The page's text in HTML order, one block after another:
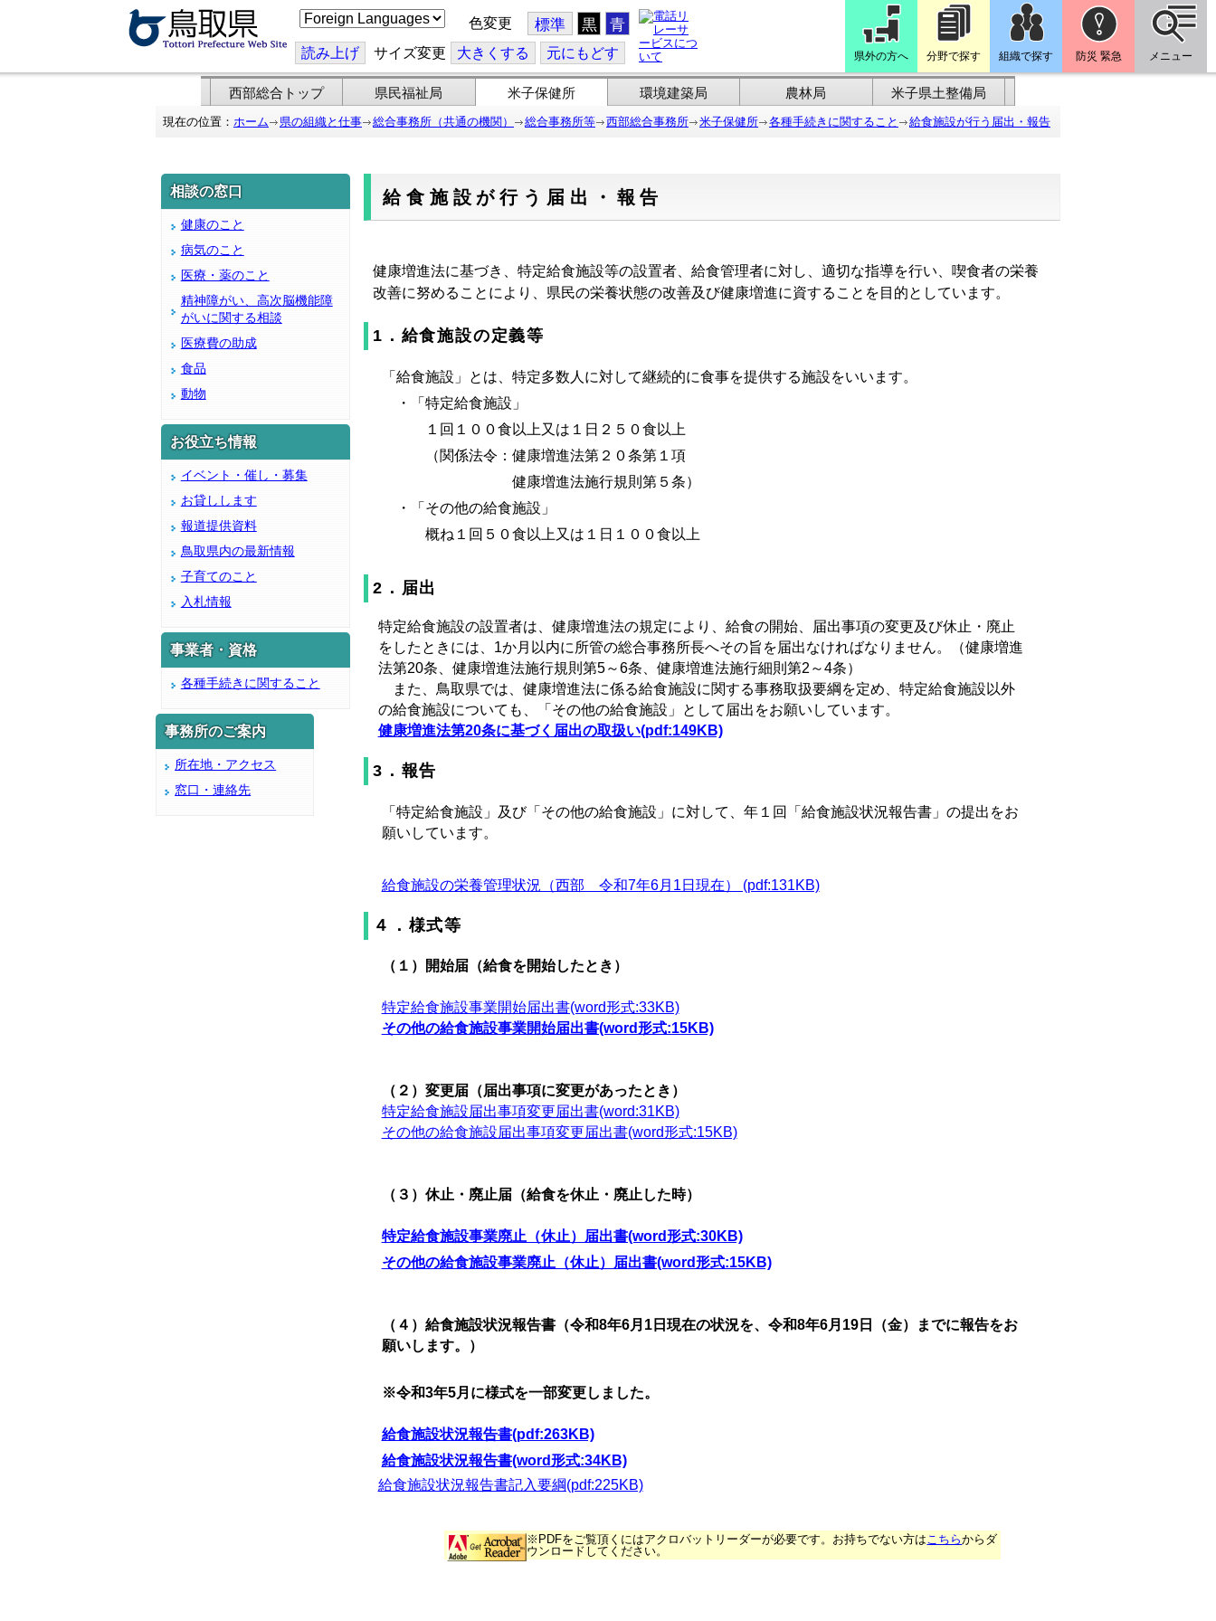
こ
の
ジ
を
翻
訳
す
色変更 標準 黒 青
読み上げ サイズ変更 大きくする 元にもどす 県外の方へ 分野で探す 組織で探す 防災 緊急 メニュー
西部総合トップ 県民福祉局 米子保健所 環境建築局 農林局 米子県土整備局
現在の位置： ホーム 県の組織と仕事 総合事務所（共通の機関） 総合事務所等 西部総合事務所 米子保健所 各種手続きに関すること 給食施設が行う届出・報告
相談の窓口
健康のこと
病気のこと
医療・薬のこと
精神障がい、高次脳機能障
がいに関する相談
医療費の助成
食品
動物
お役立ち情報
イベント・催し・募集
お貸しします
報道提供資料
鳥取県内の最新情報
子育てのこと
入札情報
事業者・資格
各種手続きに関すること
事務所のご案内
所在地・アクセス
窓口・連絡先
給食施設が行う届出・報告
健康増進法に基づき、特定給食施設等の設置者、給食管理者に対し、適切な指導を行い、喫食者の栄養
改善に努めることにより、県民の栄養状態の改善及び健康増進に資することを目的としています。
1．給食施設の定義等
「給食施設」とは、特定多数人に対して継続的に食事を提供する施設をいいます。
・「特定給食施設」
１回１００食以上又は１日２５０食以上
（関係法令：健康増進法第２０条第１項
健康増進法施行規則第５条）
・「その他の給食施設」
概ね１回５０食以上又は１日１００食以上
2．届出
特定給食施設の設置者は、健康増進法の規定により、給食の開始、届出事項の変更及び休止・廃止
をしたときには、1か月以内に所管の総合事務所長へその旨を届出なければなりません。（健康増進
法第20条、健康増進法施行規則第5～6条、健康増進法施行細則第2～4条）
また、鳥取県では、健康増進法に係る給食施設に関する事務取扱要綱を定め、特定給食施設以外
の給食施設についても、「その他の給食施設」として届出をお願いしています。
健康増進法第20条に基づく届出の取扱い(pdf:149KB)
3．報告
「特定給食施設」及び「その他の給食施設」に対して、年１回「給食施設状況報告書」の提出をお
願いしています。
給食施設の栄養管理状況（西部 令和7年6月1日現在） (pdf:131KB)
４．様式等
（ １）開始届（給食を開始したとき）
特定給食施設事業開始届出書(word形式:33KB)
その他の給食施設事業開始届出書(word形式:15KB)
（２）変更届（届出事項に変更があったとき）
特定給食施設届出事項変更届出書(word:31KB)
その他の給食施設届出事項変更届出書(word形式:15KB)
（３）休止・廃止届（給食を休止・廃止した時）
特定給食施設事業廃止（休止）届出書(word形式:30KB)
その他の給食施設事業廃止（休止）届出書(word形式:15KB)
（４）給食施設状況報告書（令和8年6月1日現在の状況を、令和8年6月19日（金）までに報告をお
願いします。）
※令和3年5月に様式を一部変更しました。
給食施設状況報告書(pdf:263KB)
給食施設状況報告書(word形式:34KB)
給食施設状況報告書記入要綱(pdf:225KB)
※PDFをご覧頂くにはアクロバットリーダーが必要です。お持ちでない方は こちらからダ
ウンロードしてください。